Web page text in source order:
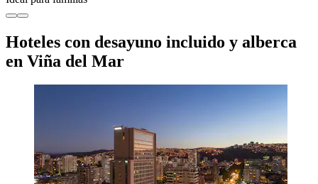
Hoteles con desayuno incluido y alberca
en Viña del Mar